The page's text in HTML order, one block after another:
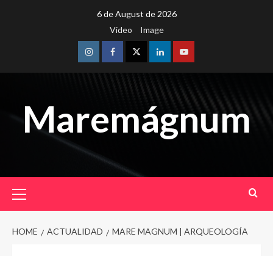
6 de August de 2026
Video
Image
InstagramFacebookTwitterLinkedinYoutube
Maremágnum
Menu
HOME ACTUALIDAD MARE MAGNUM | ARQUEOLOGÍA